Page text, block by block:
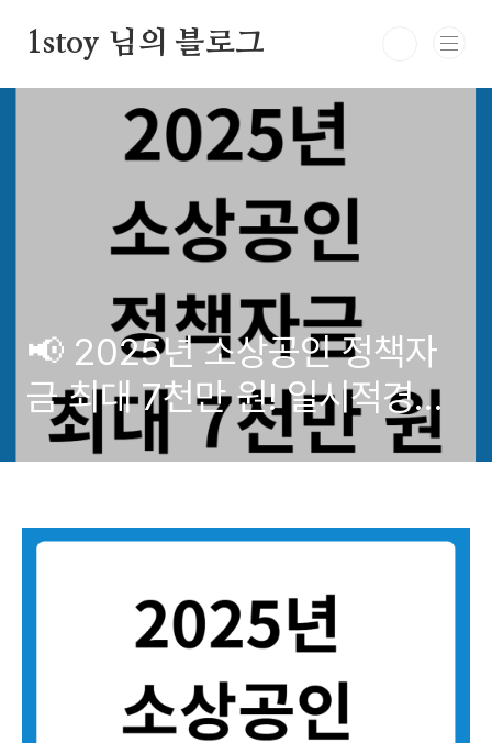
1stoy 님의 블로그
📢 2025년 소상공인 정책자
금 최대 7천만 원! 일시적경영
애로자금 신청 자격·방법 총정